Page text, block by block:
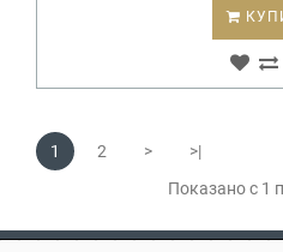
1 2 >
>|
Показано с 1